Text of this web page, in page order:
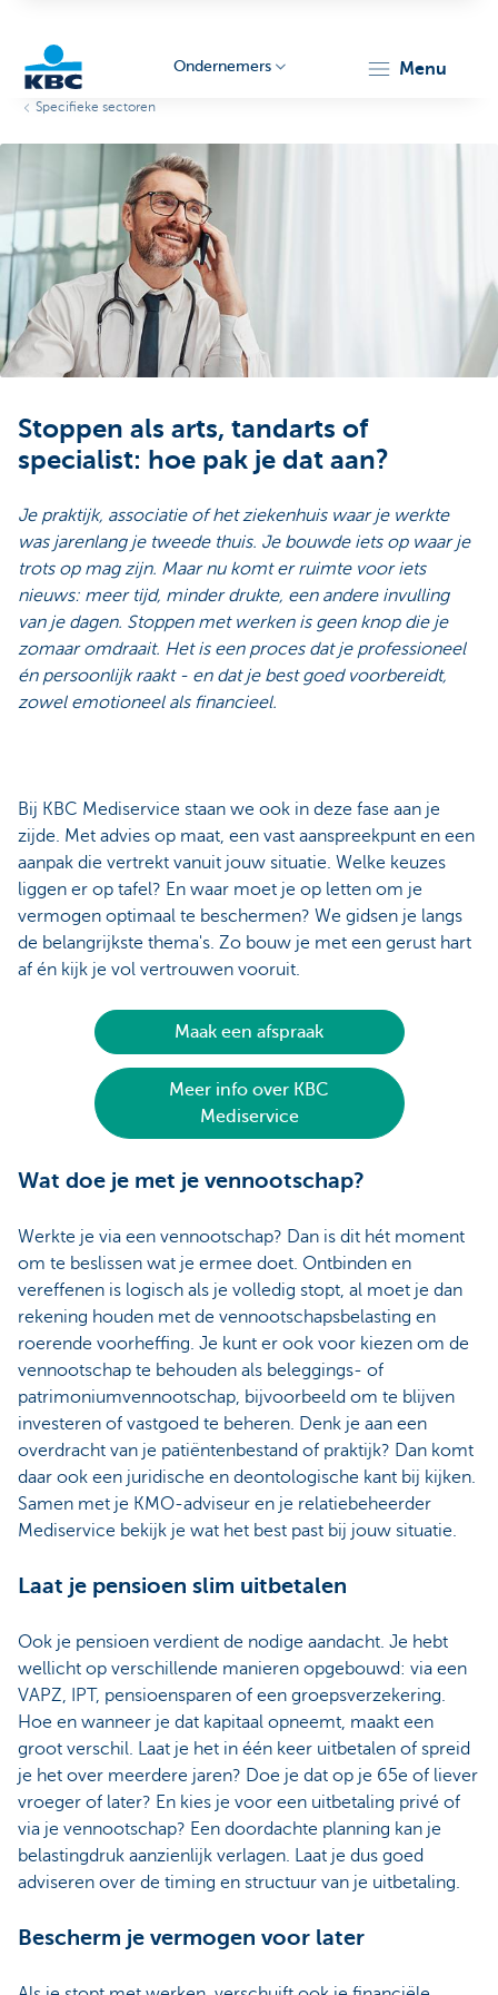
Ondernemers
Ondernemers menu
Specifieke sectoren
Stoppen als arts, tandarts of
specialist: hoe pak je dat aan?
Je praktijk, associatie of het ziekenhuis waar je werkte
was jarenlang je tweede thuis. Je bouwde iets op waar je
trots op mag zijn. Maar nu komt er ruimte voor iets
nieuws: meer tijd, minder drukte, een andere invulling
van je dagen. Stoppen met werken is geen knop die je
zomaar omdraait. Het is een proces dat je professioneel
én persoonlijk raakt - en dat je best goed voorbereidt,
zowel emotioneel als financieel.
Bij KBC Mediservice staan we ook in deze fase aan je
zijde. Met advies op maat, een vast aanspreekpunt en een
aanpak die vertrekt vanuit jouw situatie. Welke keuzes
liggen er op tafel? En waar moet je op letten om je
vermogen optimaal te beschermen? We gidsen je langs
de belangrijkste thema's. Zo bouw je met een gerust hart
af én kijk je vol vertrouwen vooruit.
Maak een afspraak
Meer info over KBC
Mediservice
Wat doe je met je vennootschap?
Werkte je via een vennootschap? Dan is dit hét moment
om te beslissen wat je ermee doet. Ontbinden en
vereffenen is logisch als je volledig stopt, al moet je dan
rekening houden met de vennootschapsbelasting en
roerende voorheffing. Je kunt er ook voor kiezen om de
vennootschap te behouden als beleggings- of
patrimoniumvennootschap, bijvoorbeeld om te blijven
investeren of vastgoed te beheren. Denk je aan een
overdracht van je patiëntenbestand of praktijk? Dan komt
daar ook een juridische en deontologische kant bij kijken.
Samen met je KMO-adviseur en je relatiebeheerder
Mediservice bekijk je wat het best past bij jouw situatie.
Laat je pensioen slim uitbetalen
Ook je pensioen verdient de nodige aandacht. Je hebt
wellicht op verschillende manieren opgebouwd: via een
VAPZ, IPT, pensioensparen of een groepsverzekering.
Hoe en wanneer je dat kapitaal opneemt, maakt een
groot verschil. Laat je het in één keer uitbetalen of spreid
je het over meerdere jaren? Doe je dat op je 65e of liever
vroeger of later? En kies je voor een uitbetaling privé of
via je vennootschap? Een doordachte planning kan je
belastingdruk aanzienlijk verlagen. Laat je dus goed
adviseren over de timing en structuur van je uitbetaling.
Bescherm je vermogen voor later